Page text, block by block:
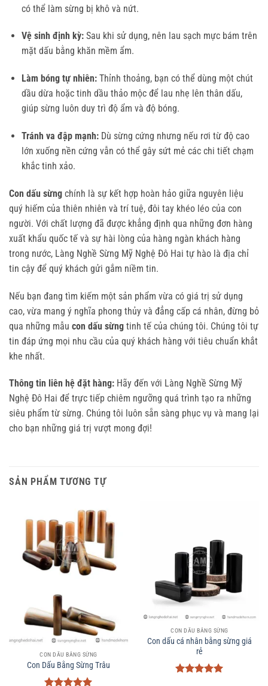
có thể làm sừng bị khô và nứt.
Vệ sinh định kỳ:Sau khi sử dụng, nên lau sạch mực bám trên
mặt dấu bằng khăn mềm ẩm.
Làm bóng tự nhiên:Thỉnh thoảng, bạn có thể dùng một chút
dầu dừa hoặc tinh dầu thảo mộc để lau nhẹ lên thân dấu,
giúp sừng luôn duy trì độ ẩm và độ bóng.
Tránh va đập mạnh:Dù sừng cứng nhưng nếu rơi từ độ cao
lớn xuống nền cứng vẫn có thể gây sứt mẻ các chi tiết chạm
khắc tinh xảo.
Con dấu sừng chính là sự kết hợp hoàn hảo giữa nguyên liệu
quý hiếm của thiên nhiên và trí tuệ, đôi tay khéo léo của con
người. Với chất lượng đã được khẳng định qua những đơn hàng
xuất khẩu quốc tế và sự hài lòng của hàng ngàn khách hàng
trong nước, Làng Nghề Sừng Mỹ Nghệ Đô Hai tự hào là địa chỉ
tin cậy để quý khách gửi gắm niềm tin.
Nếu bạn đang tìm kiếm một sản phẩm vừa có giá trị sử dụng
cao, vừa mang ý nghĩa phong thủy và đẳng cấp cá nhân, đừng bỏ
qua những mẫu con dấu sừng tinh tế của chúng tôi. Chúng tôi tự
tin đáp ứng mọi nhu cầu của quý khách hàng với tiêu chuẩn khắt
khe nhất.
Thông tin liên hệ đặt hàng: Hãy đến với Làng Nghề Sừng Mỹ
Nghệ Đô Hai để trực tiếp chiêm ngưỡng quá trình tạo ra những
siêu phẩm từ sừng. Chúng tôi luôn sẵn sàng phục vụ và mang lại
cho bạn những giá trị vượt mong đợi!
SẢN PHẨM TƯƠNG TỰ
CON DẤU BẰNG SỪNG
Con Dấu Bằng Sừng Trâu
CON DẤU BẰNG SỪNG
Con dấu cá nhân bằng sừng giá
rẻ